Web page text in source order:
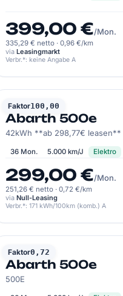
399,00 €/Mon.
335,29 € netto · 0,96 €/km
via Leasingmarkt
Verbr.*: keine Angabe A
Faktor100,00
ABARTH
Abarth 500e
42kWh **ab 298,77€ leasen**
36 Mon. 5.000 km/J Elektro
299,00 €/Mon.
251,26 € netto · 0,72 €/km
via Null-Leasing
Verbr.*: 171 kWh/100km (komb.) A
Faktor0,72
ABARTH
Abarth 500e
500E